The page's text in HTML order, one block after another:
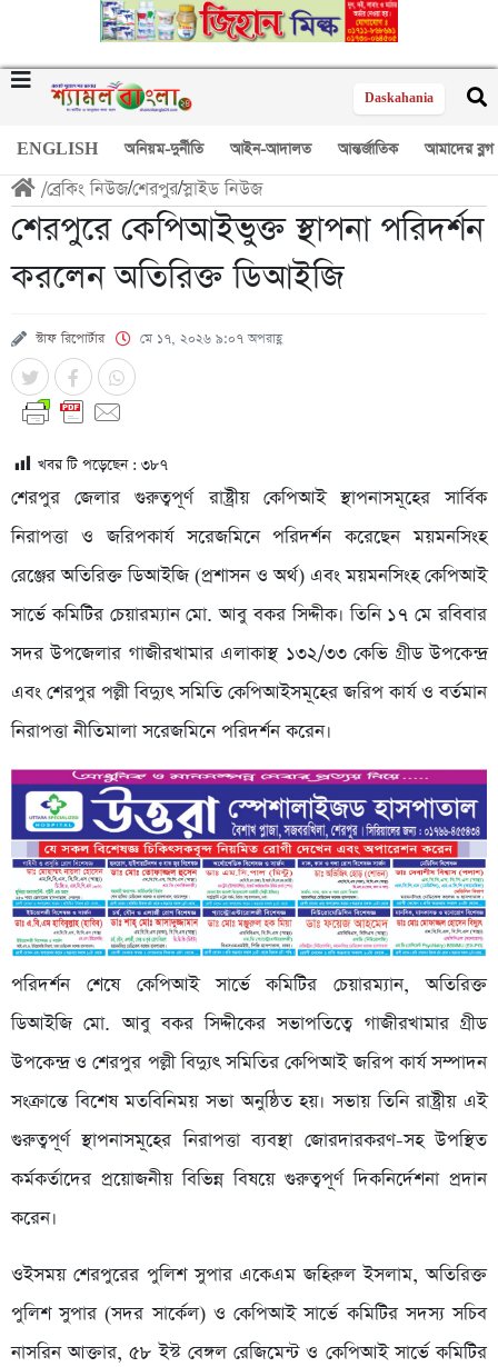
Daskahania
ENGLISH অনিয়ম-দুর্নীতি আইন-আদালত আন্তর্জাতিক আমাদের ব্লগ
/ব্রেকিং নিউজ/শেরপুর/স্লাইড নিউজ
শেরপুরে কেপিআইভুক্ত স্থাপনা পরিদর্শন
করলেন অতিরিক্ত ডিআইজি
স্টাফ রিপোর্টার মে ১৭, ২০২৬ ৯:০৭ অপরাহ্ণ
খবর টি পড়েছেন : ৩৮৭
শেরপুর জেলার গুরুত্বপূর্ণ রাষ্ট্রীয় কেপিআই স্থাপনাসমূহের সার্বিক
নিরাপত্তা ও জরিপকার্য সরেজমিনে পরিদর্শন করেছেন ময়মনসিংহ
রেঞ্জের অতিরিক্ত ডিআইজি (প্রশাসন ও অর্থ) এবং ময়মনসিংহ কেপিআই
সার্ভে কমিটির চেয়ারম্যান মো. আবু বকর সিদ্দীক। তিনি ১৭ মে রবিবার
সদর উপজেলার গাজীরখামার এলাকাস্থ ১৩২/৩৩ কেভি গ্রীড উপকেন্দ্র
এবং শেরপুর পল্লী বিদ্যুৎ সমিতি কেপিআইসমূহের জরিপ কার্য ও বর্তমান
নিরাপত্তা নীতিমালা সরেজমিনে পরিদর্শন করেন।
​পরিদর্শন শেষে কেপিআই সার্ভে কমিটির চেয়ারম্যান, অতিরিক্ত
ডিআইজি মো. আবু বকর সিদ্দীকের সভাপতিত্বে গাজীরখামার গ্রীড
উপকেন্দ্র ও শেরপুর পল্লী বিদ্যুৎ সমিতির কেপিআই জরিপ কার্য সম্পাদন
সংক্রান্তে বিশেষ মতবিনিময় সভা অনুষ্ঠিত হয়। সভায় তিনি রাষ্ট্রীয় এই
গুরুত্বপূর্ণ স্থাপনাসমূহের নিরাপত্তা ব্যবস্থা জোরদারকরণ-সহ উপস্থিত
কর্মকর্তাদের প্রয়োজনীয় বিভিন্ন বিষয়ে গুরুত্বপূর্ণ দিকনির্দেশনা প্রদান
করেন।
ওইসময় শেরপুরের পুলিশ সুপার একেএম জহিরুল ইসলাম, অতিরিক্ত
পুলিশ সুপার (সদর সার্কেল) ও কেপিআই সার্ভে কমিটির সদস্য সচিব
নাসরিন আক্তার, ৫৮ ইস্ট বেঙ্গল রেজিমেন্ট ও কেপিআই সার্ভে কমিটির